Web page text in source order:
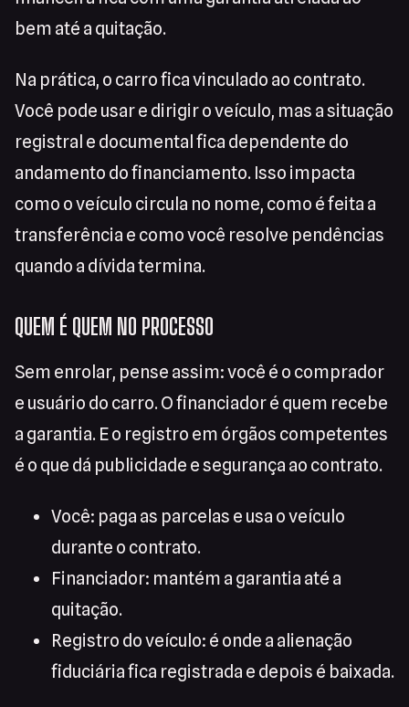
bem até a quitação.
Na prática, o carro fica vinculado ao contrato.
Você pode usar e dirigir o veículo, mas a situação
registral e documental fica dependente do
andamento do financiamento. Isso impacta
como o veículo circula no nome, como é feita a
transferência e como você resolve pendências
quando a dívida termina.
QUEM É QUEM NO PROCESSO
Sem enrolar, pense assim: você é o comprador
e usuário do carro. O financiador é quem recebe
a garantia. E o registro em órgãos competentes
é o que dá publicidade e segurança ao contrato.
Você: paga as parcelas e usa o veículo
durante o contrato.
Financiador: mantém a garantia até a
quitação.
Registro do veículo: é onde a alienação
fiduciária fica registrada e depois é baixada.